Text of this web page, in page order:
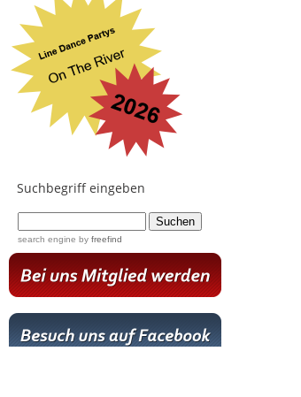
Suchbegriff eingeben
search engine by freefind